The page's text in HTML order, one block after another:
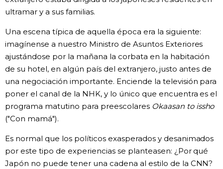
ultramar y a sus familias.
Una escena típica de aquella época era la siguiente:
imagínense a nuestro Ministro de Asuntos Exteriores
ajustándose por la mañana la corbata en la habitación
de su hotel, en algún país del extranjero, justo antes de
una negociación importante. Enciende la televisión para
poner el canal de la NHK, y lo único que encuentra es el
programa matutino para preescolares Okaasan to issho
("Con mamá").
Es normal que los políticos exasperados y desanimados
por este tipo de experiencias se planteasen: ¿Por qué
Japón no puede tener una cadena al estilo de la CNN?